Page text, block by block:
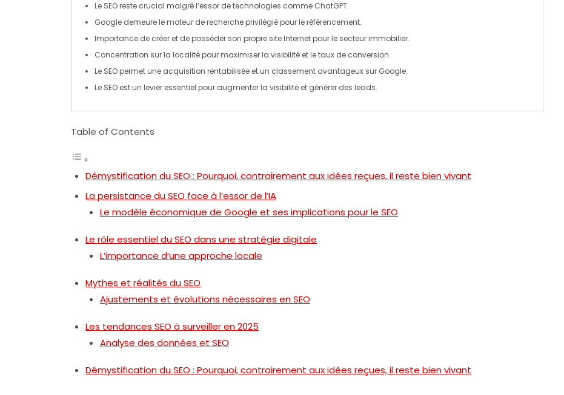
Le SEOreste crucial malgré l’essor de technologies comme ChatGPT.
Google demeure le moteur de recherche privilégié pour le référencement.
Importance de créer et de posséder son propre site Internetpour le secteur immobilier.
Concentration sur la localitépour maximiser la visibilité et le taux de conversion.
Le SEOpermet une acquisition rentabilisée et un classement avantageux sur Google.
Le SEO est un levier essentiel pour augmenter la visibilité et générer des leads.
Table of Contents
Démystification du SEO : Pourquoi, contrairement aux idées reçues, il reste bien vivant
La persistance du SEO face à l’essor de l’IA
Le modèle économique de Google et ses implications pour le SEO
Le rôle essentiel du SEO dans une stratégie digitale
L’importance d’une approche locale
Mythes et réalités du SEO
Ajustements et évolutions nécessaires en SEO
Les tendances SEO à surveiller en 2025
Analyse des données et SEO
Démystification du SEO : Pourquoi, contrairement aux idées reçues, il reste bien vivant